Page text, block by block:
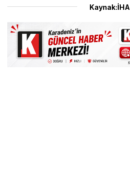
Kaynak:İHA